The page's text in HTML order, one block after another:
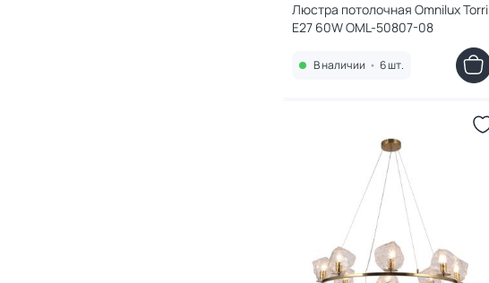
Люстра потолочная Omnilux Torri
E27 60W OML-50807-08
В наличии • 6 шт.